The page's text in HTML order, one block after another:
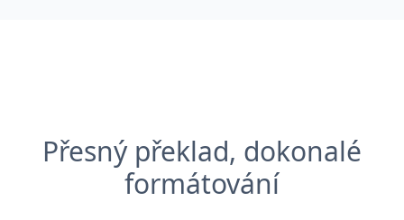
Přesný překlad, dokonalé
formátování